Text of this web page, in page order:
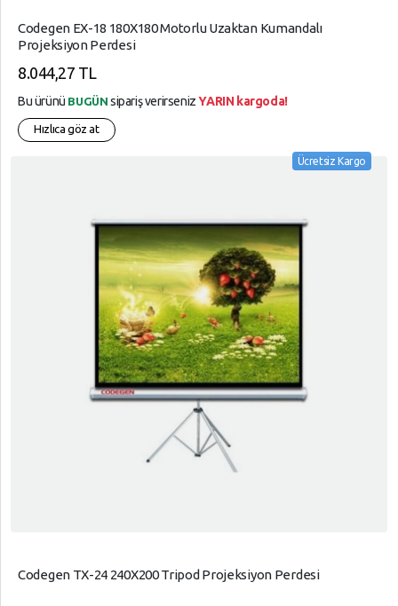
Codegen EX-18 180X180 Motorlu Uzaktan Kumandalı
Projeksiyon Perdesi
8.044,27 TL
Bu ürünü BUGÜN sipariş verirsenizYARIN kargoda!
Hızlıca göz at
Ücretsiz Kargo
Codegen TX-24 240X200 Tripod Projeksiyon Perdesi